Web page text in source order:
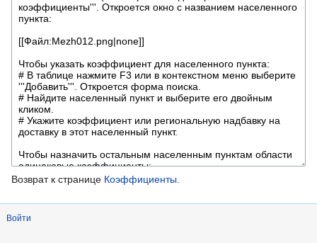
Возврат к странице Коэффициенты
Войти